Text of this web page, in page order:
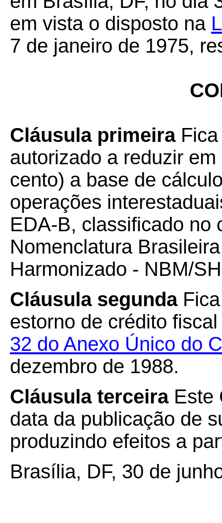
em vista o disposto na
7 de janeiro de 1975,
Cláusula primeira
autorizado a reduzir
cento) a base de
operações
EDA-B, classificado no
Nomenclatura
Harmonizado - NBM/
Cláusula segunda
estorno de crédito
32 do Anexo Único do
dezembro de 1988.
Cláusula terceira Este
data da publicação de
produzindo efeitos a
Brasília, DF, 30 de